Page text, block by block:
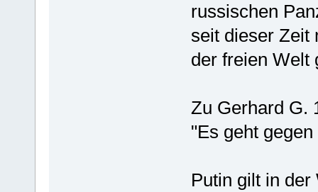
russischen
seit dieser Zeit
der freien Welt
Zu Gerhard G.
"Es geht
Putin gilt in